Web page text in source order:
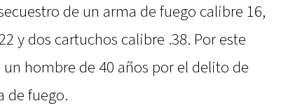
de un arma de fuego calibre 16,
y dos cartuchos calibre .38. Por este
hombre de 40 años por el delito de
de fuego.